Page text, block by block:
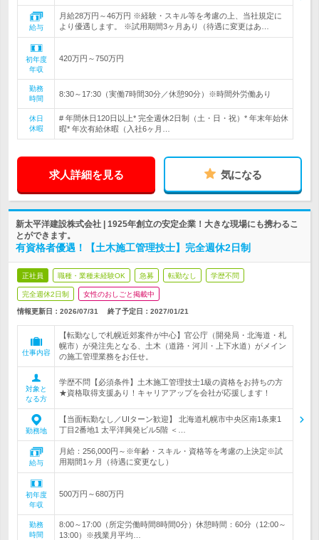
給与
月給28万円～46万円 ※経験・スキル等を考慮の上、当社規定に
より優遇します。 ※試用期間3ヶ月あり（待遇に変更はあ…
初年度
年収
420万円～750万円
勤務
時間
8:30～17:30（実働7時間30分／休憩90分）※時間外労働あり
休日
休暇
# 年間休日120日以上* 完全週休2日制（土・日・祝）* 年末年始休
暇* 年次有給休暇（入社6ヶ月…
求人詳細を見る 気になる
新太平洋建設株式会社 | 1925年創立の安定企業！大きな現場にも携わるこ
とができます。
有資格者優遇！【土木施工管理技士】完全週休2日制
正社員 職種・業種未経験OK 急募 転勤なし 学歴不問
完全週休2日制 女性のおしごと掲載中
情報更新日：2026/07/31 終了予定日： 2027/01/21
仕事内容
【転勤なしで札幌近郊案件が中心】官公庁（開発局・北海道・札
幌市）が発注先となる、土木（道路・河川・上下水道）がメイン
の施工管理業務をお任せ。
対象と
なる方
学歴不問【必須条件】土木施工管理技士1級の資格をお持ちの方
★資格取得支援あり！キャリアアップを会社が応援します！
勤務地
【当面転勤なし／UIターン歓迎】 北海道札幌市中央区南1条東1
丁目2番地1 太平洋興発ビル5階 ＜…
給与
月給：256,000円～※年齢・スキル・資格等を考慮の上決定※試
用期間1ヶ月（待遇に変更なし）
初年度
年収
500万円～680万円
勤務
時間
8:00～17:00（所定労働時間8時間0分）休憩時間：60分（12:00～
13:00）※残業月平均…